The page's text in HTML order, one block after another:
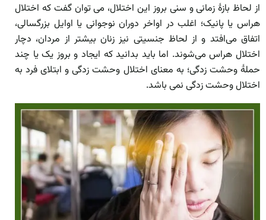
از لحاظ بازۀ زمانی و سنی بروز این اختلال، می توان گفت که اختلال
هراس یا پانیک؛ اغلب در اواخر دوران نوجوانی یا اوایل بزرگسالی،
اتفاق می‌افتد و از لحاظ جنسیتی نیز زنان بیشتر از مردان، دچار
اختلال هراس می‌شوند. اما باید بدانید که ایجاد و بروز یک یا چند
حملۀ وحشت زدگی؛ به معنای اختلال وحشت زدگی و ابتلای فرد به
اختلال وحشت زدگی نمی باشد.